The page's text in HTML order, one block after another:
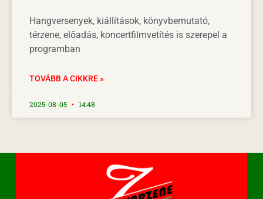
Hangversenyek, kiállítások, könyvbemutató,
térzene, előadás, koncertfilmvetítés is szerepel a
programban
TOVÁBB A CIKKRE »
2025-08-05 14:48